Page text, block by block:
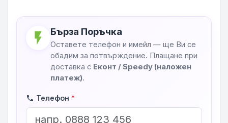
flash_on Бърза Поръчка
Оставете телефон и имейл — ще Ви се
обадим за потвърждение. Плащане при
доставка с Еконт / Speedy (наложен
платеж).
phone Телефон *